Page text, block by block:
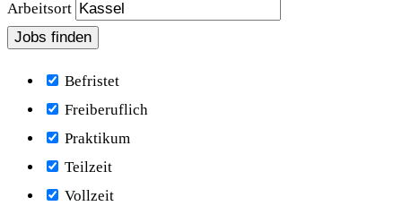
Arbeitsort
Befristet
Freiberuflich
Praktikum
Teilzeit
Vollzeit